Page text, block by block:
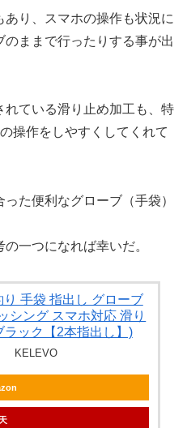
り、スマホの操作も状況に
ままで行ったりする事が出
ている滑り止め加工も、特
操作をしやすくしてくれて
た便利なグローブ（手袋）
一つになれば幸いだ。
り 手袋 指出し グローブ
シング スマホ対応 滑り
ラック【2本指出し】)
KELEVO